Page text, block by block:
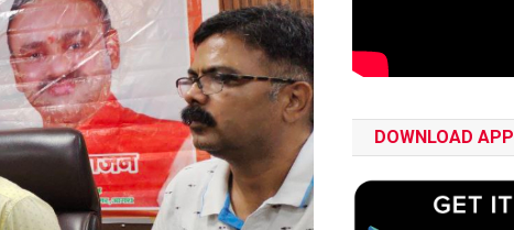
DOWNLOAD APP